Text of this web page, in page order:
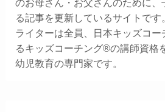
のお母さん・お父さんのために、
る記事を更新しているサイトです。
ライターは全員、日本キッズコー
るキッズコーチング®の講師資格
幼児教育の専門家です。